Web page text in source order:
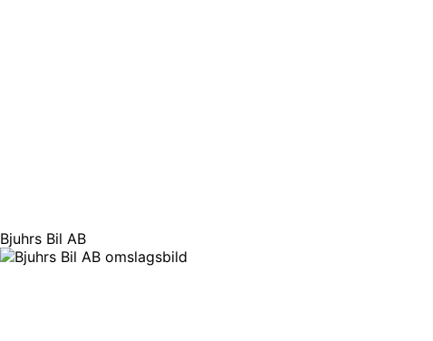
Bjuhrs Bil AB